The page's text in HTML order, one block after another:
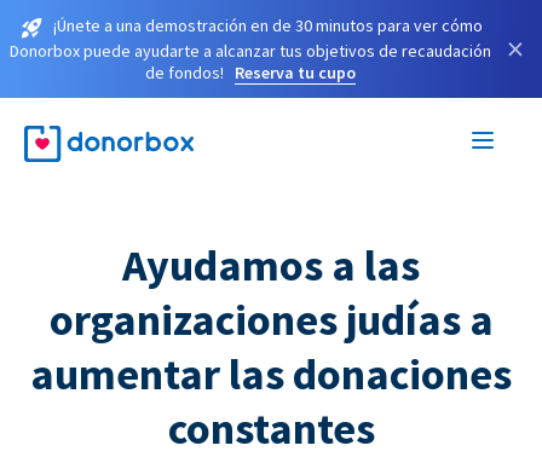
¡Únete a una demostración en de 30 minutos para ver cómo
Donorbox puede ayudarte a alcanzar tus objetivos de recaudación
de fondos!
Reserva tu cupo
×
Ayudamos a las
organizaciones judías a
aumentar las donaciones
constantes